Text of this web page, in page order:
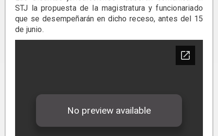
STJ la propuesta de la magistratura y funcionariado
que se desempeñarán en dicho receso, antes del 15
de junio.